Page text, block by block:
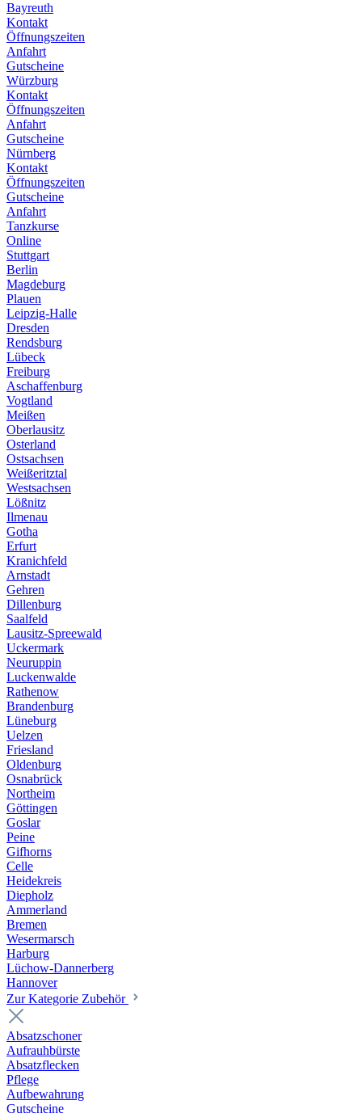
Bayreuth
Kontakt
Öffnungszeiten
Anfahrt
Gutscheine
Würzburg
Kontakt
Öffnungszeiten
Anfahrt
Gutscheine
Nürnberg
Kontakt
Öffnungszeiten
Gutscheine
Anfahrt
Tanzkurse
Online
Stuttgart
Berlin
Magdeburg
Plauen
Leipzig-Halle
Dresden
Rendsburg
Lübeck
Freiburg
Aschaffenburg
Vogtland
Meißen
Oberlausitz
Osterland
Ostsachsen
Weißeritztal
Westsachsen
Lößnitz
Ilmenau
Gotha
Erfurt
Kranichfeld
Arnstadt
Gehren
Dillenburg
Saalfeld
Lausitz-Spreewald
Uckermark
Neuruppin
Luckenwalde
Rathenow
Brandenburg
Lüneburg
Uelzen
Friesland
Oldenburg
Osnabrück
Northeim
Göttingen
Goslar
Peine
Gifhorns
Celle
Heidekreis
Diepholz
Ammerland
Bremen
Wesermarsch
Harburg
Lüchow-Dannerberg
Hannover
Zur Kategorie Zubehör
Absatzschoner
Aufrauhbürste
Absatzflecken
Pflege
Aufbewahrung
Gutscheine